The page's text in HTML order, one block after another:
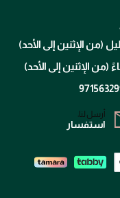
أرسل لنا:
استفسار